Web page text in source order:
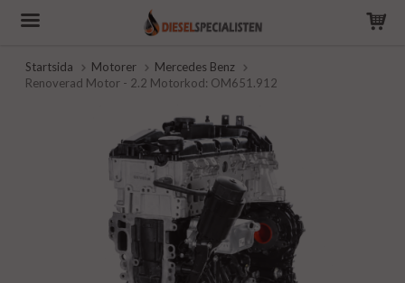
Startsida Motorer
Mercedes Benz
Renoverad Motor - 2.2 Motorkod: OM651.912